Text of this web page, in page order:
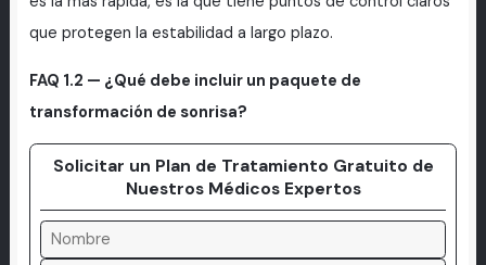
que protegen la estabilidad a largo plazo.
FAQ 1.2 — ¿Qué debe incluir un paquete de
transformación de sonrisa?
Solicitar un Plan de Tratamiento Gratuito de
Nuestros Médicos Expertos